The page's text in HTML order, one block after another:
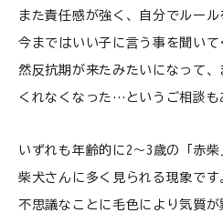
また責任感が強く、自分でルール
今まではいい子に言う事を聞い
然反抗期が来たみたいになって
くれなくなった…というご相談も
いずれも年齢的に2〜3歳の「赤
柴犬さんに多く見られる現象です
不思議なことに毛色により気質